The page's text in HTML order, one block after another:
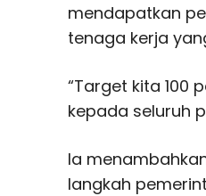
mendapatkan
tenaga kerja
“Target kita 100
kepada seluruh
Ia
langkah